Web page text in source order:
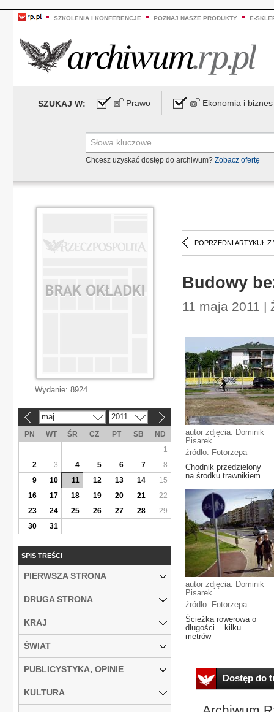
SZKOLENIA I KONFERENCJE POZNAJ NASZE PRODUKTY E-
SZUKAJ W: Prawo Ekonomia i biznes
Chcesz uzyskać dostęp do archiwum? Zobacz ofertę
POPRZEDNI ARTYKUŁ Z
Budowy
11 maja 2011 |
autor zdjęcia: Dominik
Pisarek
źródło: Fotorzepa
Chodnik przedzielony
na środku trawnikiem
autor zdjęcia: Dominik
Pisarek
źródło: Fotorzepa
Ścieżka rowerowa o
długości... kilku
metrów
Dostęp do
Wydanie: 8924
maj 2011
PN WT ŚR CZ PT SB
ND
1
2
3 4 5 6 7
8
9
10 11 12 13 14
15
16
17 18 19 20 21
22
23
24 25 26 27 28
29
30
31
SPIS TREŚCI
PIERWSZA STRONA
DRUGA STRONA
KRAJ
ŚWIAT
PUBLICYSTYKA, OPINIE
KULTURA